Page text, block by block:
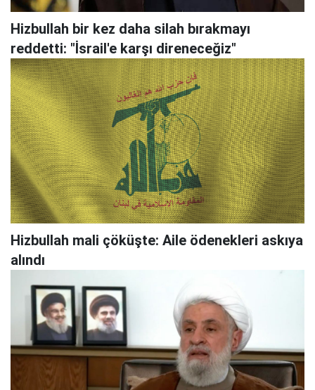
Hizbullah bir kez daha silah bırakmayı
reddetti: "İsrail'e karşı direneceğiz"
Hizbullah mali çöküşte: Aile ödenekleri askıya
alındı